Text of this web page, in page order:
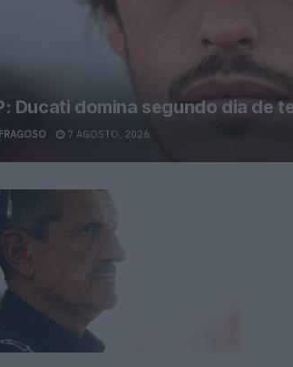
Ducati domina segundo dia de
7 AGOSTO, 2026